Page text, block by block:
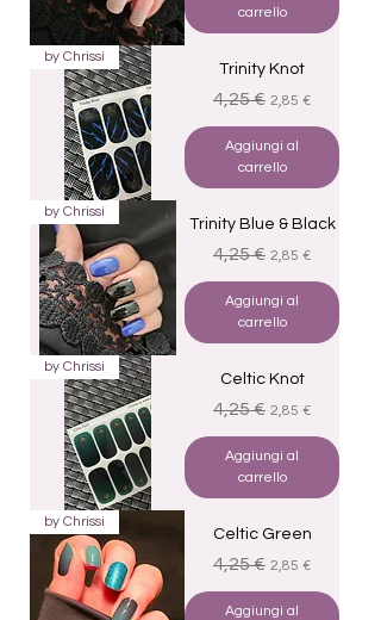
carrello
by Chrissi
Trinity Knot
Prezzo regolare
4,25 € Prezzo scontato
2,85 €
Aggiungi al
carrello
by Chrissi
Trinity Blue & Black
Prezzo regolare
4,25 € Prezzo scontato
2,85 €
Aggiungi al
carrello
by Chrissi
Celtic Knot
Prezzo regolare
4,25 € Prezzo scontato
2,85 €
Aggiungi al
carrello
by Chrissi
Celtic Green
Prezzo regolare
4,25 € Prezzo scontato
2,85 €
Aggiungi al